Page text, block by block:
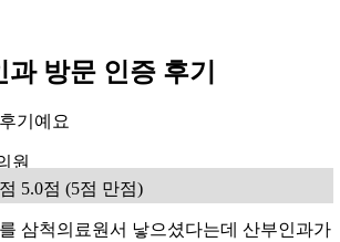
방문 인증 후기
기예요
원
5.0점 (5점 만점)
삼척의료원서 낳으셨다는데 산부인과가